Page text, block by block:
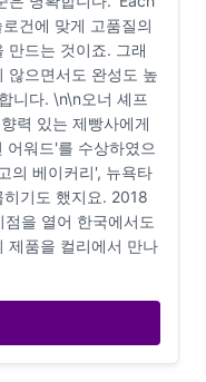
건에 맞게 고품질의
만드는 것이죠. 그래
않으면서도 완성도 높
니다. \n\n오너 셰프
력 있는 제빵사에게
어워드'를 수상하였으
의 베이커리', 뉴욕타
기도 했지요. 2018
을 열어 한국에서도
제품을 컬리에서 만나